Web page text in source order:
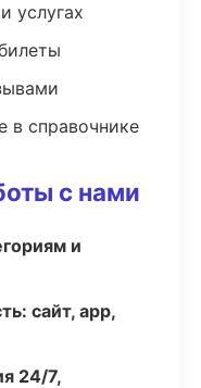
услугах
в справочнике
с нами
и
сайт, app,
24/7,